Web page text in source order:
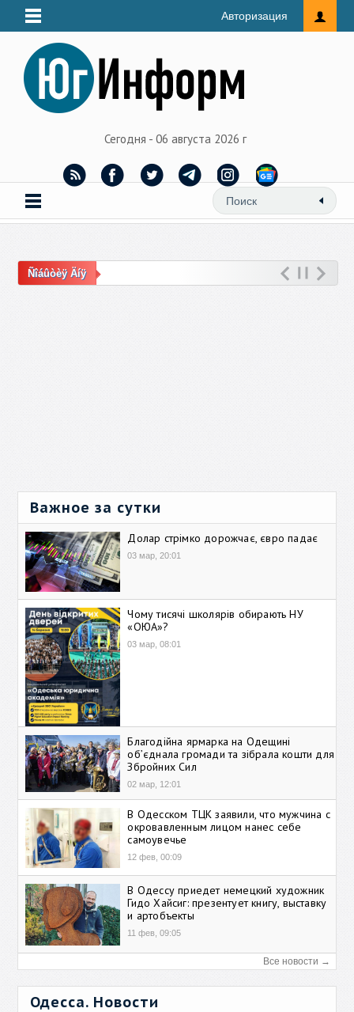
Авторизация
Сегодня - 06 августа 2026 г
Ñîáûòèÿ Äíÿ
Важное за сутки
Долар стрімко дорожчає, євро падає
03 мар, 20:01
Чому тисячі школярів обирають НУ
«ОЮА»?
03 мар, 08:01
Благодійна ярмарка на Одещині
об’єднала громади та зібрала кошти для
Збройних Сил
02 мар, 12:01
В Одесском ТЦК заявили, что мужчина с
окровавленным лицом нанес себе
самоувечье
12 фев, 00:09
В Одессу приедет немецкий художник
Гидо Хайсиг: презентует книгу, выставку
и артобъекты
11 фев, 09:05
Все новости →
Одесса. Новости